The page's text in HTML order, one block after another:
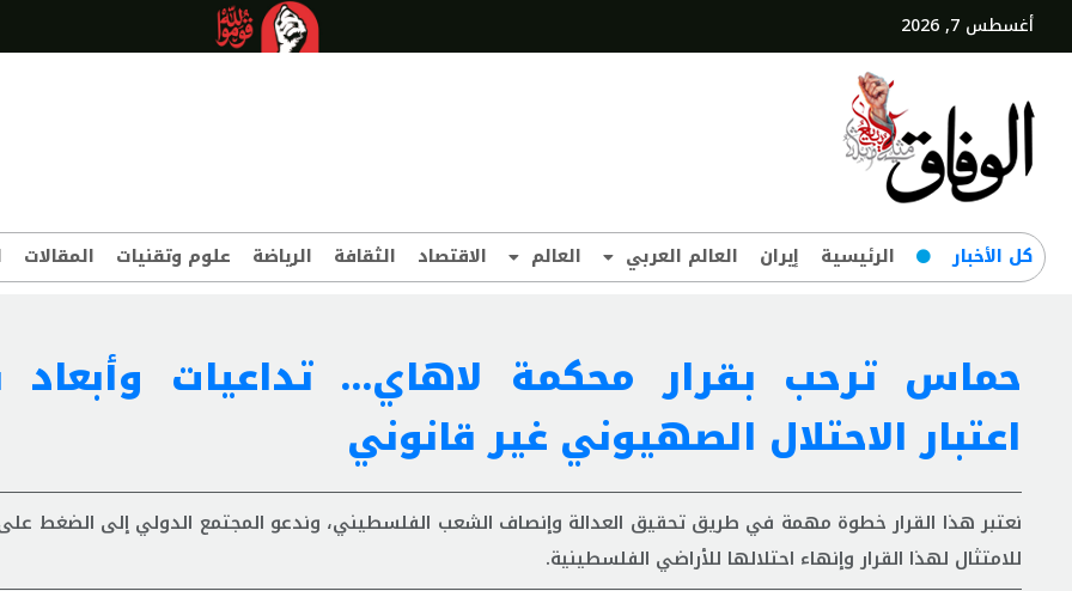
أغسطس 7, 2026
کل‌ الأخبار الرئيسية إيران العالم العربي العالم الاقتصاد الثقافة الرياضة علوم وتقنيات المقالات
حماس ترحب بقرار محكمة لاهاي… تداعيات وأبعاد
اعتبار الاحتلال الصهيوني غير قانوني
نعتبر هذا القرار خطوة مهمة في طريق تحقيق العدالة وإنصاف الشعب الفلسطيني، وندعو المجتمع الدولي إلى الضغط
للامتثال لهذا القرار وإنهاء احتلالها للأراضي الفلسطينية.